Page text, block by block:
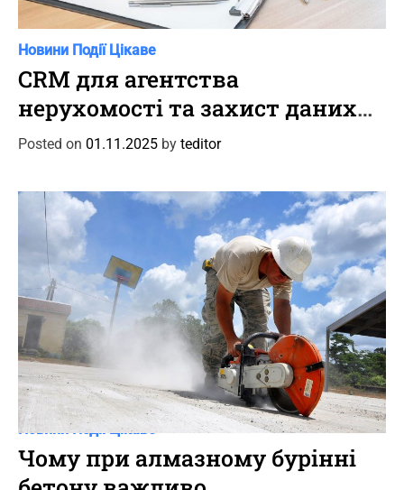
C
a
t
e
g
i
Новини Події Цікаве
CRM для агентства
нерухомості та захист даних
клієнтів
Posted on 01.11.2025 by teditor
C
a
Новини Події Цікаве
Чому при алмазному бурінні